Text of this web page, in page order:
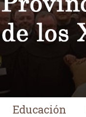
Educación